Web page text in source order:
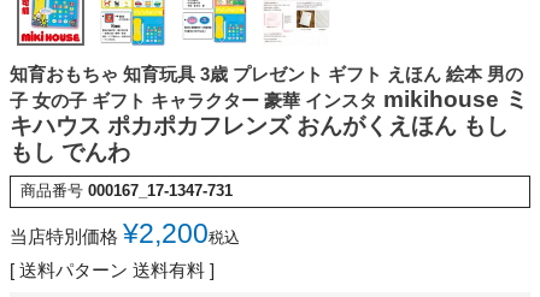
知育おもちゃ 知育玩具 3歳 プレゼント ギフト えほん 絵本 男の
子 女の子 ギフト キャラクター 豪華 インスタ mikihouse ミ
キハウス ポカポカフレンズ おんがくえほん もし
もし でんわ
商品番号 000167_17-1347-731
当店特別価格 ¥2,200税込
送料パターン 送料有料